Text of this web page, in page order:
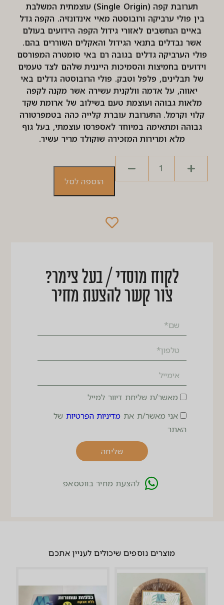
תערובת קפה (Single Origin) עוצמתית המשלבת
בין פולי ערביקה ורובוסטה מאיי אינדונזיה. הקפה גדל
באיים הנחשבים לאזורי גידול הקפה הידועים בעולם
אשר נבדלים בתנאי הגידול והאקלים השוררים בהם.
פולי הערביקה גדלים בגובה רם באי סומטרה המפורסם
וידועים בחמיצות והסמיכות הייננית שלהם לצד טעמים
של תבלינים, פלפל וטבק. פולי הרובוסטה גדלים באי
יאווה, על אדמה וולקנית עשירה אשר מקנה לקפה
מלאות גבוהה ועוצמת טעם בשילוב של ארומת שקד
קלוי וקרמל. התערובת עוברת קלייה כהה בטמפרטורה
גבוהה ומתאימה במיוחד לאספרסו עוצמתי, בעל גוף
מלא ומרירות המזכירה שוקולד מריר עשיר.
הוספה לסל
לקוח מוסדי / בעל צימר?
צור קשר להצעת מחיר
מאשר/ת שליחת דיוור למייל
אני מאשר/ת את מדיניות הפרטיות של
האתר
שליחה
להצעת מחיר בווטסאפ
מוצרים נוספים שיכולים לעניין אתכם